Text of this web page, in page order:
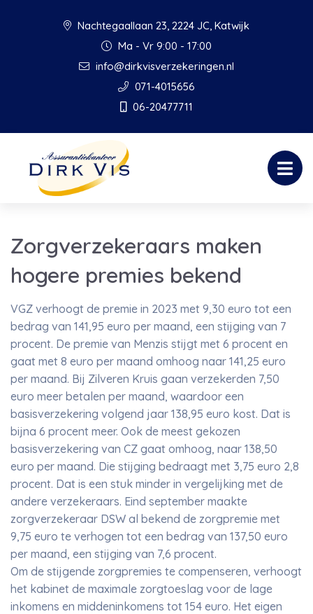
Nachtegaallaan 23, 2224 JC, Katwijk
Ma - Vr 9:00 - 17:00
info@dirkvisverzekeringen.nl
071-4015656
06-20477711
Zorgverzekeraars maken
hogere premies bekend
VGZ verhoogt de premie in 2023 met 9,30 euro tot een
bedrag van 141,95 euro per maand, een stijging van 7
procent. De premie van Menzis stijgt met 6 procent en
gaat met 8 euro per maand omhoog naar 141,25 euro
per maand. Bij Zilveren Kruis gaan verzekerden 7,50
euro meer betalen per maand, waardoor een
basisverzekering volgend jaar 138,95 euro kost. Dat is
bijna 6 procent meer. Ook de meest gekozen
basisverzekering van CZ gaat omhoog, naar 138,50
euro per maand. Die stijging bedraagt met 3,75 euro 2,8
procent. Dat is een stuk minder in vergelijking met de
andere verzekeraars. Eind september maakte
zorgverzekeraar DSW al bekend de zorgpremie met
9,75 euro te verhogen tot een bedrag van 137,50 euro
per maand, een stijging van 7,6 procent.
Om de stijgende zorgpremies te compenseren, verhoogt
het kabinet de maximale zorgtoeslag voor de lage
inkomens en middeninkomens tot 154 euro. Het eigen